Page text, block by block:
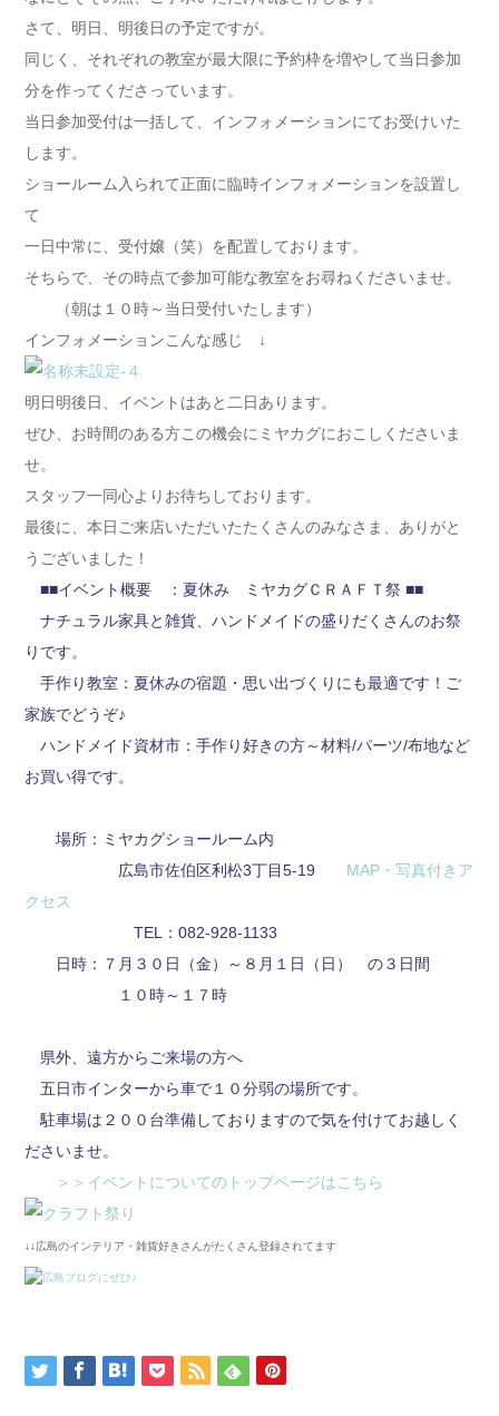
さて、明日、明後日の予定ですが。
同じく、それぞれの教室が最大限に予約枠を増やして当日参加
分を作ってくださっています。
当日参加受付は一括して、インフォメーションにてお受けいた
します。
ショールーム入られて正面に臨時インフォメーションを設置し
て
一日中常に、受付嬢（笑）を配置しております。
そちらで、その時点で参加可能な教室をお尋ねくださいませ。
（朝は１０時～当日受付いたします）
インフォメーションこんな感じ ↓
明日明後日、イベントはあと二日あります。
ぜひ、お時間のある方この機会にミヤカグにおこしくださいま
せ。
スタッフ一同心よりお待ちしております。
最後に、本日ご来店いただいたたくさんのみなさま、ありがと
うございました！
■■イベント概要 ：夏休み ミヤカグＣＲＡＦＴ祭 ■■
ナチュラル家具と雑貨、ハンドメイドの盛りだくさんのお祭
りです。
手作り教室：夏休みの宿題・思い出づくりにも最適です！ご
家族でどうぞ♪
ハンドメイド資材市：手作り好きの方～材料/パーツ/布地など
お買い得です。
場所：ミヤカグショールーム内
広島市佐伯区利松3丁目5-19
MAP・写真付きア
クセス
TEL：082-928-1133
日時：７月３０日（金）～８月１日（日） の３日間
１０時～１７時
県外、遠方からご来場の方へ
五日市インターから車で１０分弱の場所です。
駐車場は２００台準備しておりますので気を付けてお越しく
ださいませ。
＞＞イベントについてのトップページはこちら
↓↓広島のインテリア・雑貨好きさんがたくさん登録されてます